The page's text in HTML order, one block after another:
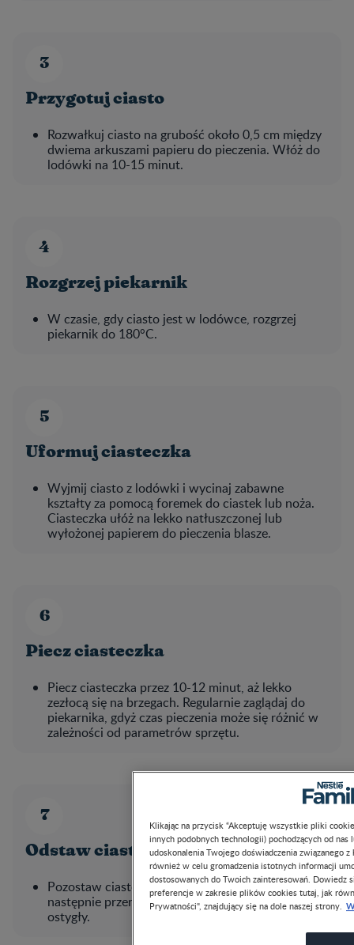
Przygotuj ciasto
Rozwałkuj ciasto na grubość około 0,5 cm między
dwiema arkuszami papieru do pieczenia. Włóż do
lodówki na 10-15 minut.
Rozgrzej piekarnik
W czasie, gdy ciasto jest w lodówce, rozgrzej
piekarnik do 180°C.
Uformuj ciasteczka
Wyjmij ciasto z lodówki i wycinaj zabawne
kształty za pomocą foremek do ciastek lub noża.
Ciasteczka ułóż na lekko natłuszczonej lub
wyłożonej papierem do pieczenia blasze.
Piecz ciasteczka
Piecz ciasteczka przez 10-12 minut, aż lekko
zezłocą się na brzegach. Regularnie zaglądaj do
piekarnika, gdyż czas pieczenia może się różnić w
zależności od parametrów sprzętu.
Odstaw ciasteczka do ostygnięcia
Pozostaw ciasteczka na blasze przez kilka minut, a
następnie przenieś je na kratkę, aby całkowicie
ostygły.
Klikając na przycisk “Akceptuję wszystkie pliki
innych podobnych technologii) pochodzących od
udoskonalenia Twojego doświadczenia związanego
również w celu gromadzenia istotnych informacji
dostosowanych do Twoich zainteresowań.
preferencje w zakresie plików cookies tutaj, jak
Prywatności", znajdujący się na dole naszej strony.